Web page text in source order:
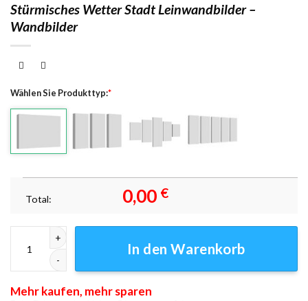
Stürmisches Wetter Stadt Leinwandbilder –
Wandbilder
Wählen Sie Produkttyp:*
Total: 0,00 €
In den Warenkorb
Mehr kaufen, mehr sparen